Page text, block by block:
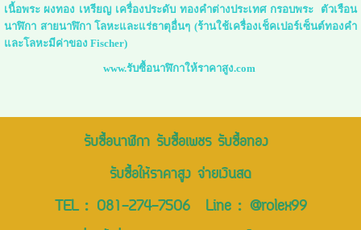
เนื้อพระ ผงทอง เหรียญ เครื่องประดับ ทองคำต่างประเทศ กรอบพระ ตัวเรือน
นาฬิกา สายนาฬิกา โลหะและแร่ธาตุอื่นๆ (ร้านใช้เครื่องเช็คเปอร์เซ็นต์ทองคำ
และโลหะมีค่าของ Fischer)
www.รับซื้อนาฬิกาให้ราคาสูง.com
รับซื้อนาฬิกา รับซื้อเพชร รับซื้อทอง
รับซื้อให้ราคาสูง จ่ายเงินสด
TEL : 081-274-7506Line : @rolex99